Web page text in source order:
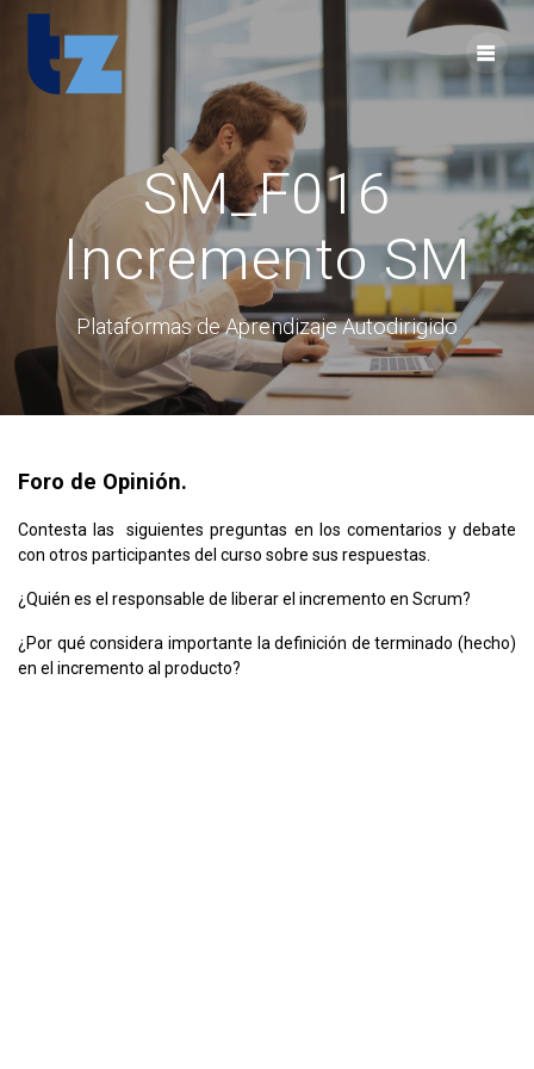
content
SM_F016
Incremento SM
Plataformas de Aprendizaje Autodirigido
Foro de Opinión.
Contesta las siguientes preguntas en los comentarios y debate
con otros participantes del curso sobre sus respuestas.
¿Quién es el responsable de liberar el incremento en Scrum?
¿Por qué considera importante la definición de terminado (hecho)
en el incremento al producto?